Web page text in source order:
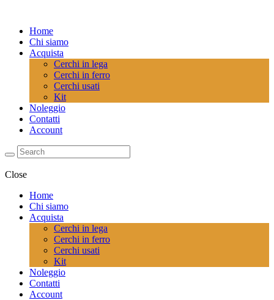
Home
Chi siamo
Acquista
Cerchi in lega
Cerchi in ferro
Cerchi usati
Kit
Noleggio
Contatti
Account
Close
Home
Chi siamo
Acquista
Cerchi in lega
Cerchi in ferro
Cerchi usati
Kit
Noleggio
Contatti
Account